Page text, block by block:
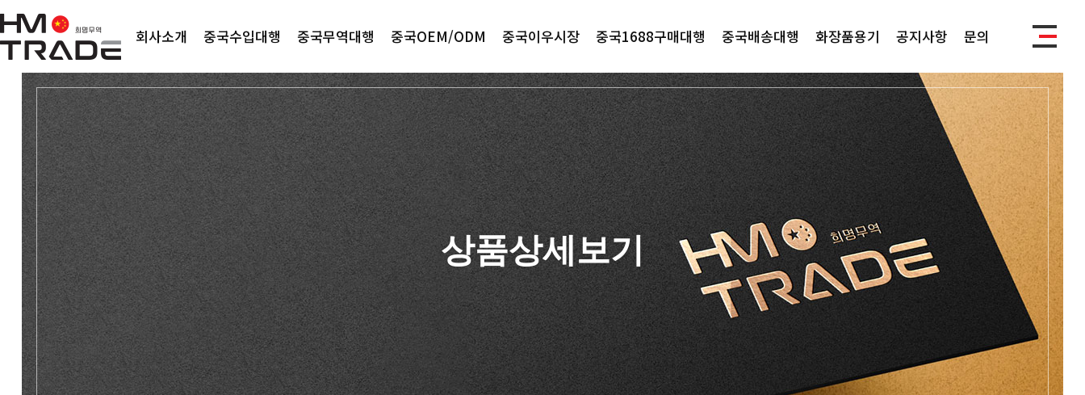
회사소개 중국수입대행 중국무역대행 중국OEM/ODM 중국이우시장 중국1688구매대행 중국배송대행 화장품용기 공지사항 문의
상품상세보기